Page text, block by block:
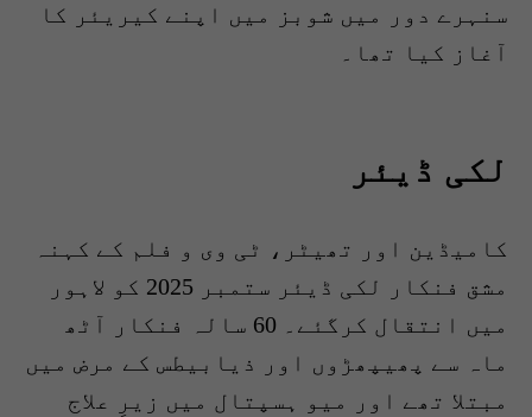
سنہرے دور میں شوبز میں اپنے کیریئر کا
آغاز کیا تھا۔
لکی ڈیئر
کامیڈین اور تھیٹر، ٹی وی و فلم کے کہنہ
مشق فنکار لکی ڈیئر ستمبر 2025 کو لاہور
میں انتقال کرگئے۔ 60 سالہ فنکار آٹھ
ماہ سے پھیپھڑوں اور ذیابیطس کے مرض میں
مبتلا تھے اور میو ہسپتال میں زیرِ علاج